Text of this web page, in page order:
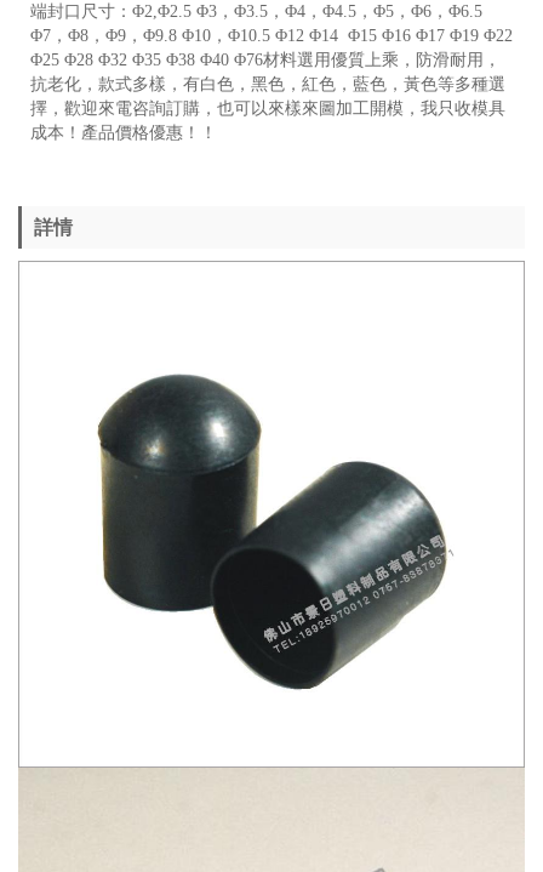
端封口尺寸：Φ2,Φ2.5 Φ3，Φ3.5，Φ4，Φ4.5，Φ5，Φ6，Φ6.5
Φ7，Φ8，Φ9，Φ9.8 Φ10，Φ10.5 Φ12 Φ14 Φ15 Φ16 Φ17 Φ19 Φ22
Φ25 Φ28 Φ32 Φ35 Φ38 Φ40 Φ76材料選用優質上乘，防滑耐用，
抗老化，款式多樣，有白色，黑色，紅色，藍色，黃色等多種選
擇，歡迎來電咨詢訂購，也可以來樣來圖加工開模，我只收模具
成本！產品價格優惠！！
詳情